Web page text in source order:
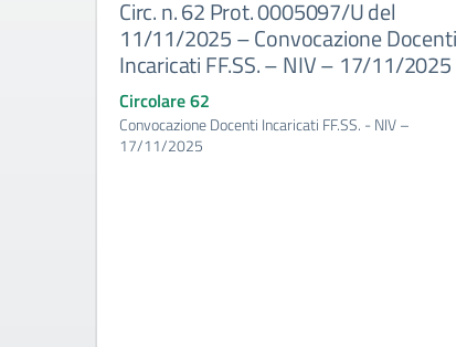
Circ. n. 62 Prot. 0005097/U del
11/11/2025 – Convocazione Docenti
Incaricati FF.SS. – NIV – 17/11/2025
Circolare 62
Convocazione Docenti Incaricati FF.SS. - NIV –
17/11/2025